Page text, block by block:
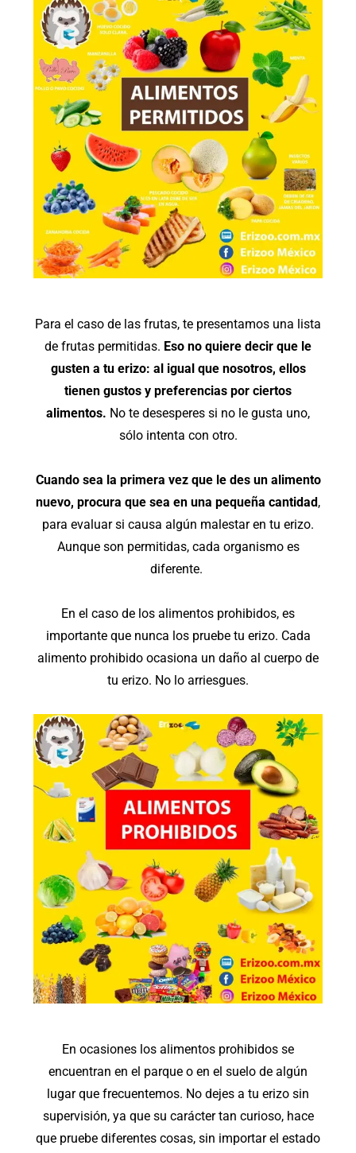
Para el caso de las frutas, te presentamos una lista
de frutas permitidas. Eso no quiere decir que le
gusten a tu erizo: al igual que nosotros, ellos
tienen gustos y preferencias por ciertos
alimentos. No te desesperes si no le gusta uno,
sólo intenta con otro.
Cuando sea la primera vez que le des un alimento
nuevo, procura que sea en una pequeña cantidad ,
para evaluar si causa algún malestar en tu erizo.
Aunque son permitidas, cada organismo es
diferente.
En el caso de los alimentos prohibidos, es
importante que nunca los pruebe tu erizo. Cada
alimento prohibido ocasiona un daño al cuerpo de
tu erizo. No lo arriesgues.
En ocasiones los alimentos prohibidos se
encuentran en el parque o en el suelo de algún
lugar que frecuentemos. No dejes a tu erizo sin
supervisión, ya que su carácter tan curioso, hace
que pruebe diferentes cosas, sin importar el estado